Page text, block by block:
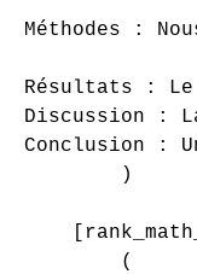
Méthodes :
Résultats :
Discussion :
Conclusion :
        )
        (